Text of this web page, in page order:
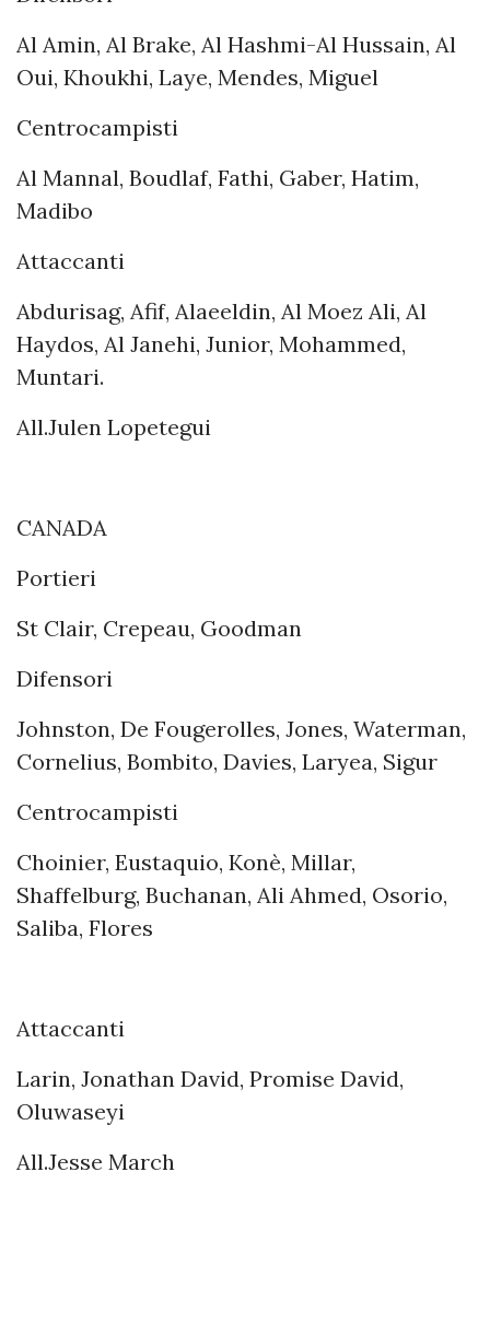
Al Amin, Al Brake, Al Hashmi-Al Hussain, Al
Oui, Khoukhi, Laye, Mendes, Miguel
Centrocampisti
Al Mannal, Boudlaf, Fathi, Gaber, Hatim,
Madibo
Attaccanti
Abdurisag, Afif, Alaeeldin, Al Moez Ali, Al
Haydos, Al Janehi, Junior, Mohammed,
Muntari.
All.Julen Lopetegui
CANADA
Portieri
St Clair, Crepeau, Goodman
Difensori
Johnston, De Fougerolles, Jones, Waterman,
Cornelius, Bombito, Davies, Laryea, Sigur
Centrocampisti
Choinier, Eustaquio, Konè, Millar,
Shaffelburg, Buchanan, Ali Ahmed, Osorio,
Saliba, Flores
Attaccanti
Larin, Jonathan David, Promise David,
Oluwaseyi
All.Jesse March